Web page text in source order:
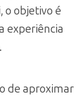
o objetivo é
experiência
de aproximar